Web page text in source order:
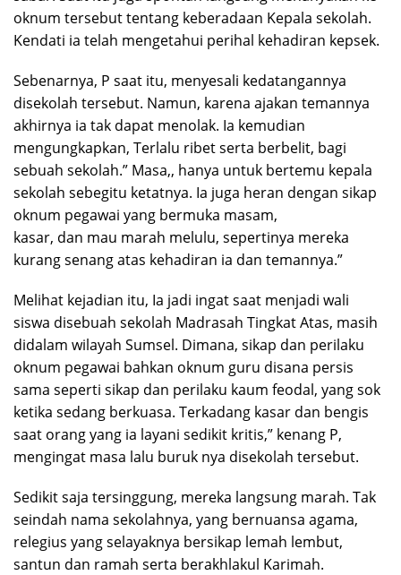
oknum tersebut tentang keberadaan Kepala sekolah.
Kendati ia telah mengetahui perihal kehadiran kepsek.
Sebenarnya, P saat itu, menyesali kedatangannya
disekolah tersebut. Namun, karena ajakan temannya
akhirnya ia tak dapat menolak. Ia kemudian
mengungkapkan, Terlalu ribet serta berbelit, bagi
sebuah sekolah.” Masa,, hanya untuk bertemu kepala
sekolah sebegitu ketatnya. Ia juga heran dengan sikap
oknum pegawai yang bermuka masam,
kasar, dan mau marah melulu, sepertinya mereka
kurang senang atas kehadiran ia dan temannya.”
Melihat kejadian itu, Ia jadi ingat saat menjadi wali
siswa disebuah sekolah Madrasah Tingkat Atas, masih
didalam wilayah Sumsel. Dimana, sikap dan perilaku
oknum pegawai bahkan oknum guru disana persis
sama seperti sikap dan perilaku kaum feodal, yang sok
ketika sedang berkuasa. Terkadang kasar dan bengis
saat orang yang ia layani sedikit kritis,” kenang P,
mengingat masa lalu buruk nya disekolah tersebut.
Sedikit saja tersinggung, mereka langsung marah. Tak
seindah nama sekolahnya, yang bernuansa agama,
relegius yang selayaknya bersikap lemah lembut,
santun dan ramah serta berakhlakul Karimah.